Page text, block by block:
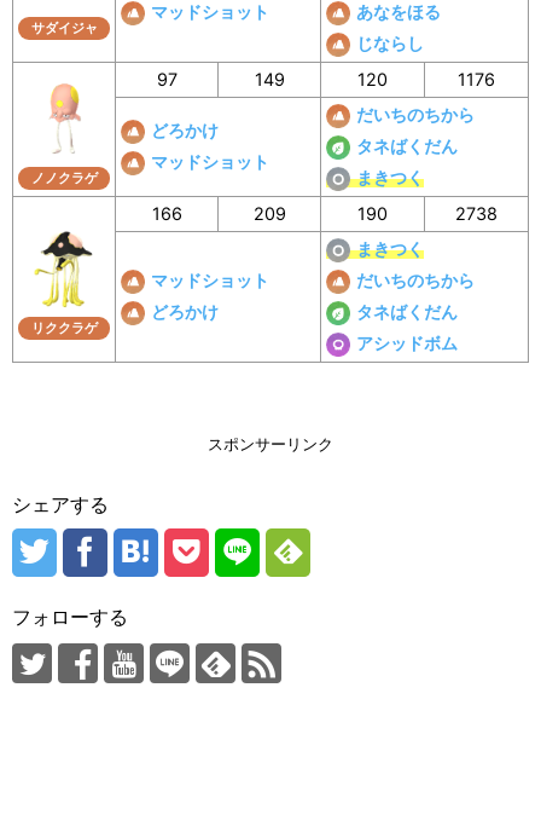
サダイジャ
マッドショット
あなをほる
じならし
ノノクラゲ
97 149 120 1176
どろかけ
マッドショット
だいちのちから
タネばくだん
まきつく
リククラゲ
166 209 190 2738
マッドショット
どろかけ
まきつく
だいちのちから
タネばくだん
アシッドボム
スポンサーリンク
シェアする
フォローする